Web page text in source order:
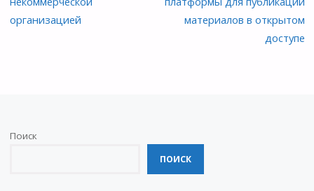
организацией
материалов в открытом
доступе
Поиск
ПОИСК